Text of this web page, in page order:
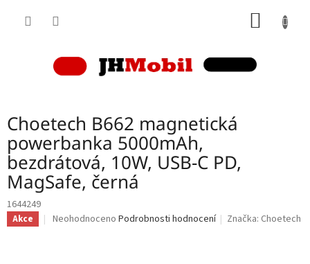
Choetech B662 magnetická
powerbanka 5000mAh,
bezdrátová, 10W, USB-C PD,
MagSafe, černá
1644249
Akce
Průměrné
Neohodnoceno Podrobnosti hodnocení Značka: Choetech